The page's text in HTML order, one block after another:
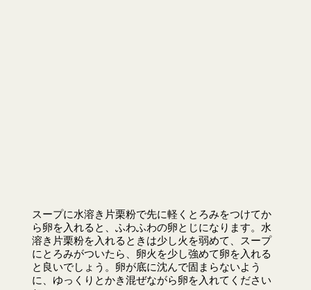
スープに水溶き片栗粉で先に軽くとろみをつけてか
ら卵を入れると、ふわふわの卵とじになります。水
溶き片栗粉を入れるときは少し火を弱めて、スープ
にとろみがついたら、卵火を少し強めて卵を入れる
と良いでしょう。卵が底に沈んで固まらないよう
に、ゆっくりとかき混ぜながら卵を入れてください